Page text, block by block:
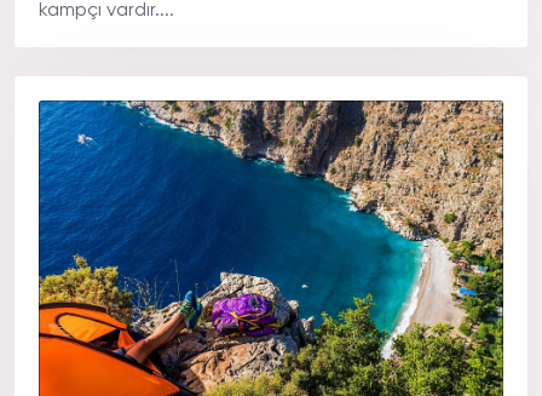
kampçı vardır....